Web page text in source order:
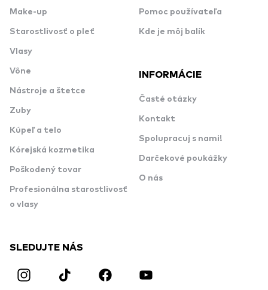
Make-up
Starostlivosť o pleť
Vlasy
Vône
Nástroje a štetce
Zuby
Kúpeľ a telo
Kórejská kozmetika
Poškodený tovar
Profesionálna starostlivosť
o vlasy
Pomoc používateľa
Kde je môj balík
INFORMÁCIE
Časté otázky
Kontakt
Spolupracuj s nami!
Darčekové poukážky
O nás
SLEDUJTE NÁS